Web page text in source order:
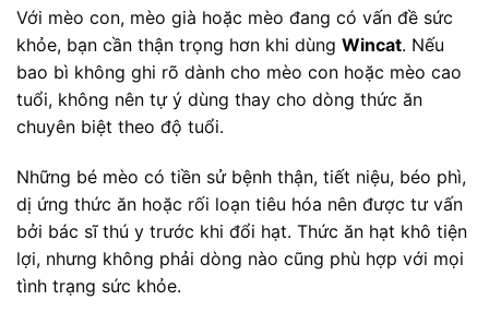
Với mèo con, mèo già hoặc mèo đang có vấn đề sức
khỏe, bạn cần thận trọng hơn khi dùng Wincat. Nếu
bao bì không ghi rõ dành cho mèo con hoặc mèo cao
tuổi, không nên tự ý dùng thay cho dòng thức ăn
chuyên biệt theo độ tuổi.
Những bé mèo có tiền sử bệnh thận, tiết niệu, béo phì,
dị ứng thức ăn hoặc rối loạn tiêu hóa nên được tư vấn
bởi bác sĩ thú y trước khi đổi hạt. Thức ăn hạt khô tiện
lợi, nhưng không phải dòng nào cũng phù hợp với mọi
tình trạng sức khỏe.